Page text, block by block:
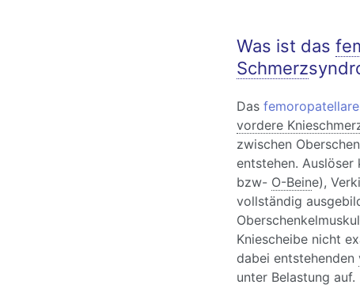
Was ist das
Schmerz
Das
vordere
zwischen
entstehen. Auslöser
bzw- O-Beine),
vollständig
Kniescheibe nicht
dabei entstehenden
unter Belastung auf.